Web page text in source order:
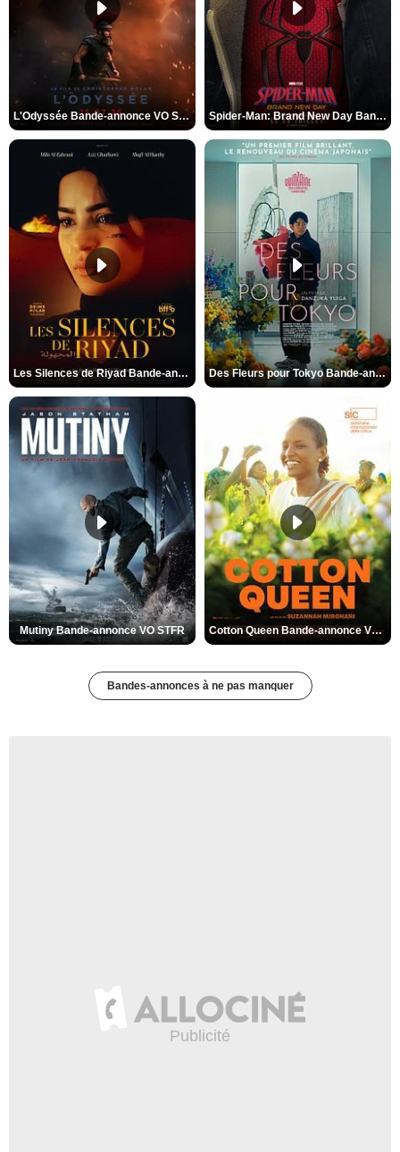
L'Odyssée Bande-annonce VO STFR Spider-Man: Brand New Day Bande-annonce VO STFR
Les Silences de Riyad Bande-annonce VO STFR Des Fleurs pour Tokyo Bande-annonce VO STFR
Mutiny Bande-annonce VO STFR Cotton Queen Bande-annonce VO STFR
Bandes-annonces à ne pas manquer